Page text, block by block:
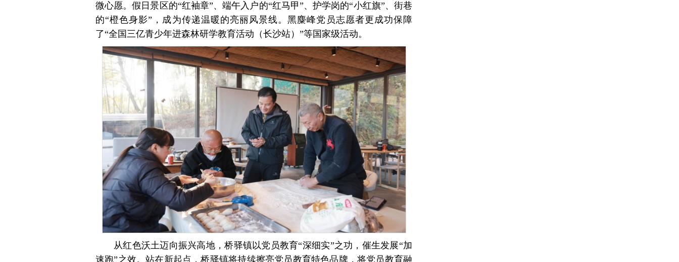
微心愿。假日景区的“红袖章”、端午入户的“红马甲”、护学岗的“小红旗”、街巷
的“橙色身影”，成为传递温暖的亮丽风景线。黑麋峰党员志愿者更成功保障
了“全国三亿青少年进森林研学教育活动（长沙站）”等国家级活动。
从红色沃土迈向振兴高地，桥驿镇以党员教育“深细实”之功，催生发展“加
速跑”之效。站在新起点，桥驿镇将持续擦亮党员教育特色品牌，将党员教育融